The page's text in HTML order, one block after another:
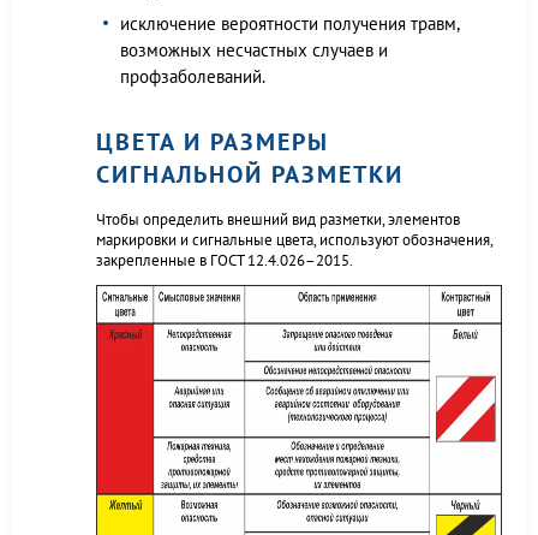
исключение вероятности получения травм,
возможных несчастных случаев и
профзаболеваний.
ЦВЕТА И РАЗМЕРЫ
СИГНАЛЬНОЙ РАЗМЕТКИ
Чтобы определить внешний вид разметки, элементов
маркировки и сигнальные цвета, используют обозначения,
закрепленные в ГОСТ 12.4.026–2015.